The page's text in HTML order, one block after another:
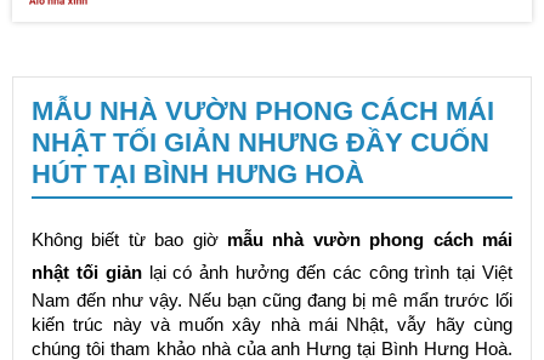
MẪU NHÀ VƯỜN PHONG CÁCH MÁI
NHẬT TỐI GIẢN NHƯNG ĐẦY CUỐN
HÚT TẠI BÌNH HƯNG HOÀ
Không biết từ bao giờ mẫu nhà vườn phong cách mái
nhật tối giảnlại có ảnh hưởng đến các công trình tại Việt
Nam đến như vậy. Nếu bạn cũng đang bị mê mẩn trước lối
kiến trúc này và muốn xây nhà mái Nhật, vẫy hãy cùng
chúng tôi tham khảo nhà của anh Hưng tại Bình Hưng Hoà.